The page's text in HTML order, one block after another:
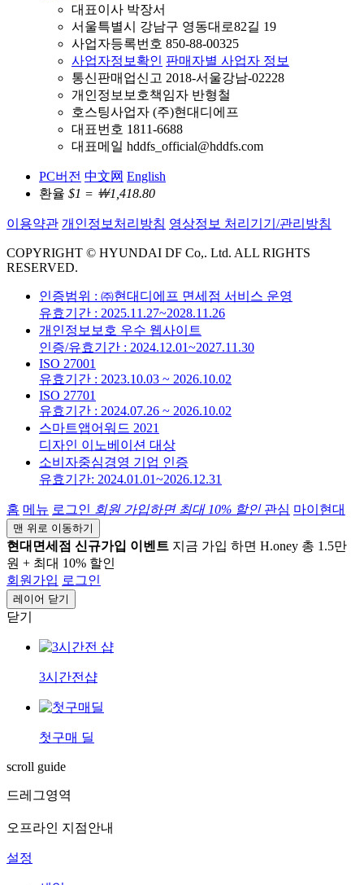
대표이사 박장서
서울특별시 강남구 영동대로82길 19
사업자등록번호 850-88-00325
사업자정보확인 판매자별 사업자 정보
통신판매업신고 2018-서울강남-02228
개인정보보호책임자 반형철
호스팅사업자 (주)현대디에프
대표번호 1811-6688
대표메일 hddfs_official@hddfs.com
PC버전 中文网 English
환율 $1 = ￦1,418.80
이용약관 개인정보처리방침 영상정보 처리기기/관리방침
COPYRIGHT © HYUNDAI DF Co,. Ltd. ALL RIGHTS
RESERVED.
인증범위 : ㈜현대디에프 면세점 서비스 운영
유효기간 : 2025.11.27~2028.11.26
개인정보보호 우수 웹사이트
인증/유효기간 : 2024.12.01~2027.11.30
ISO 27001
유효기간 : 2023.10.03 ~ 2026.10.02
ISO 27701
유효기간 : 2024.07.26 ~ 2026.10.02
스마트앱어워드 2021
디자인 이노베이션 대상
소비자중심경영 기업 인증
유효기간: 2024.01.01~2026.12.31
홈 메뉴 로그인 회원 가입하면 최대 10% 할인 관심 마이현대
맨 위로 이동하기
현대면세점 신규가입 이벤트 지금 가입 하면 H.oney 총 1.5만
원 + 최대 10% 할인
회원가입 로그인
레이어 닫기
닫기
3시간전샵
첫구매 딜
scroll guide
드레그영역
오프라인 지점안내
설정